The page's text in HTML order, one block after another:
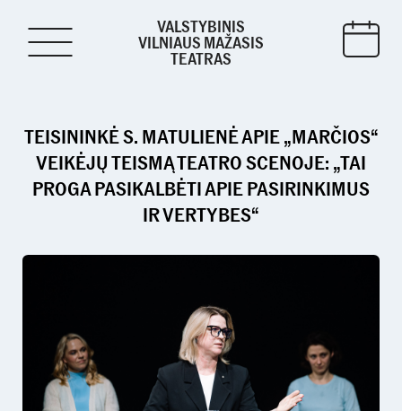
VALSTYBINIS
VILNIAUS MAŽASIS
TEATRAS
TEISININKĖ S. MATULIENĖ APIE „MARČIOS“
VEIKĖJŲ TEISMĄ TEATRO SCENOJE: „TAI
PROGA PASIKALBĖTI APIE PASIRINKIMUS
IR VERTYBES“